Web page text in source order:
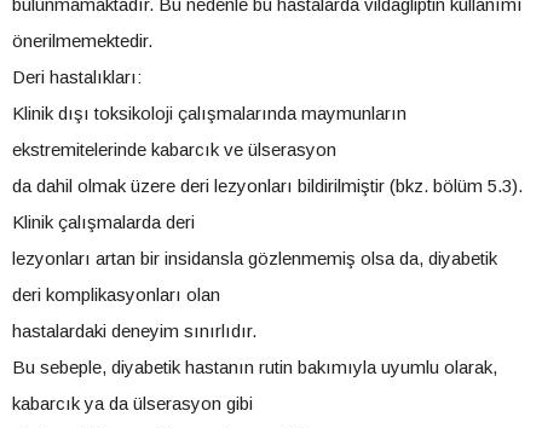
bulunmamaktadır. Bu nedenle bu hastalarda vildagliptin kullanımı
önerilmemektedir.
Deri hastalıkları:
Klinik dışı toksikoloji çalışmalarında maymunların
ekstremitelerinde kabarcık ve ülserasyon
da dahil olmak üzere deri lezyonları bildirilmiştir (bkz. bölüm 5.3).
Klinik çalışmalarda deri
lezyonları artan bir insidansla gözlenmemiş olsa da, diyabetik
deri komplikasyonları olan
hastalardaki deneyim sınırlıdır.
Bu sebeple, diyabetik hastanın rutin bakımıyla uyumlu olarak,
kabarcık ya da ülserasyon gibi